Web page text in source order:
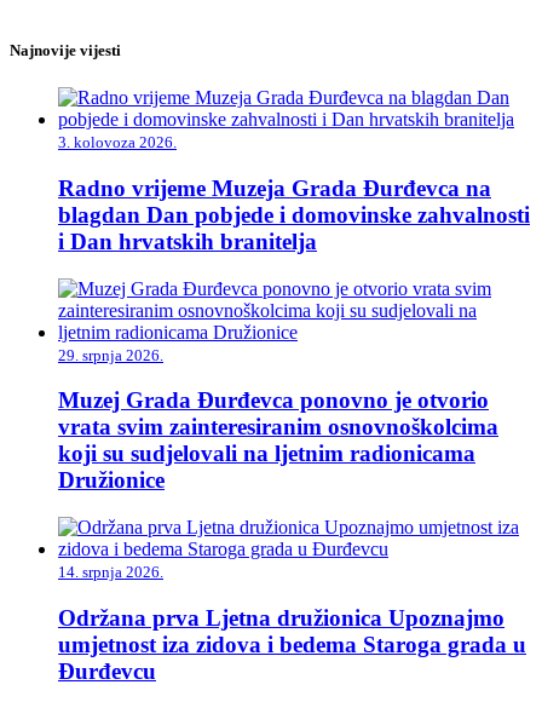
Najnovije vijesti
3. kolovoza 2026.
Radno vrijeme Muzeja Grada Đurđevca na
blagdan Dan pobjede i domovinske zahvalnosti
i Dan hrvatskih branitelja
29. srpnja 2026.
Muzej Grada Đurđevca ponovno je otvorio
vrata svim zainteresiranim osnovnoškolcima
koji su sudjelovali na ljetnim radionicama
Družionice
14. srpnja 2026.
Održana prva Ljetna družionica Upoznajmo
umjetnost iza zidova i bedema Staroga grada u
Đurđevcu